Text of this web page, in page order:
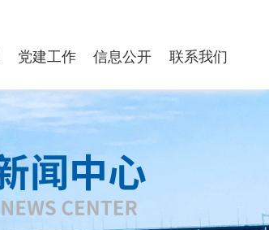
党建工作 信息公开 联系我们